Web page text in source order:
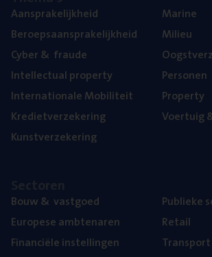
Aan­spra­ke­lijk­heid
Beroeps­aan­spra­ke­lijk­heid
Cyber& fraude
Intel­lec­tu­al property
Inter­na­ti­o­na­le Mobiliteit
Kre­diet­ver­ze­ke­ring
Kunst­ver­ze­ke­ring
Mari­ne
Mili­eu
Per­so­nen
Pro­per­ty
Voer­tuig
Bouw& vastgoed
Euro­pe­se ambtenaren
Finan­ci­ë­le instellingen
Publie­ke
Retail
Trans­port